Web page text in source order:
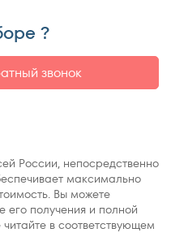
?
звонок
России, непосредственно
максимально
Вы можете
его получения и полной
в соответствующем